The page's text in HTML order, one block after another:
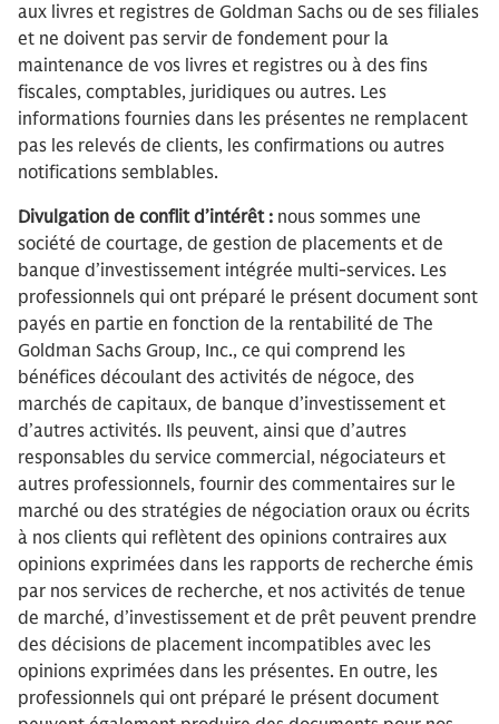
aux livres et registres de Goldman Sachs ou de ses filiales
et ne doivent pas servir de fondement pour la
maintenance de vos livres et registres ou à des fins
fiscales, comptables, juridiques ou autres. Les
informations fournies dans les présentes ne remplacent
pas les relevés de clients, les confirmations ou autres
notifications semblables.
Divulgation de conflit d’intérêt : nous sommes une
société de courtage, de gestion de placements et de
banque d’investissement intégrée multi-services. Les
professionnels qui ont préparé le présent document sont
payés en partie en fonction de la rentabilité de The
Goldman Sachs Group, Inc., ce qui comprend les
bénéfices découlant des activités de négoce, des
marchés de capitaux, de banque d’investissement et
d’autres activités. Ils peuvent, ainsi que d’autres
responsables du service commercial, négociateurs et
autres professionnels, fournir des commentaires sur le
marché ou des stratégies de négociation oraux ou écrits
à nos clients qui reflètent des opinions contraires aux
opinions exprimées dans les rapports de recherche émis
par nos services de recherche, et nos activités de tenue
de marché, d’investissement et de prêt peuvent prendre
des décisions de placement incompatibles avec les
opinions exprimées dans les présentes. En outre, les
professionnels qui ont préparé le présent document